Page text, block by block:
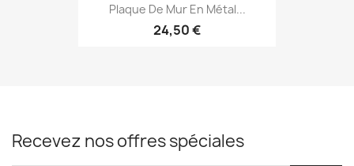
Plaque De Mur En Métal...
24,50 €
Recevez nos offres spéciales